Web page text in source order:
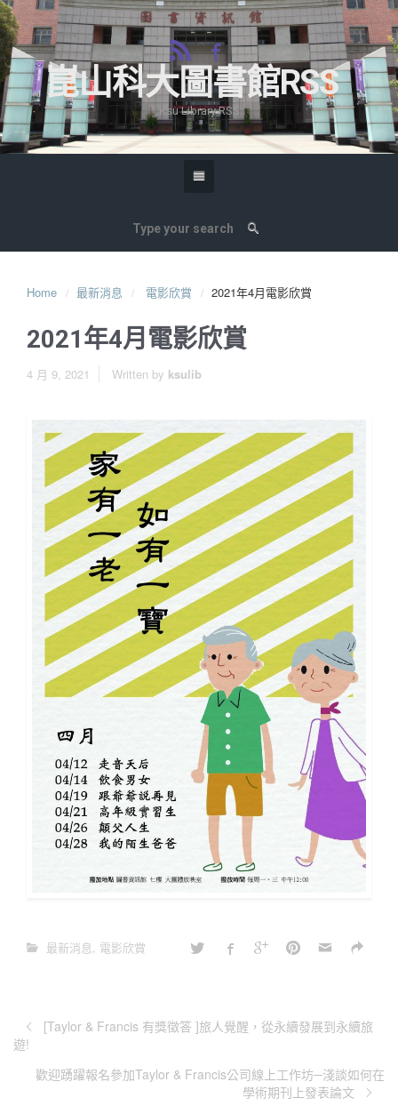
崑山科大圖書館RSS
Ksu Library RSS
Home 最新消息 電影欣賞 2021年4月電影欣賞
2021年4月電影欣賞
4 月 9, 2021 Written by ksulib
最新消息 電影欣賞
[Taylor & Francis 有獎徵答 ]旅人覺醒，從永續發展到永續旅
遊!
歡迎踴躍報名參加Taylor & Francis公司線上工作坊─淺談如何在
學術期刊上發表論文